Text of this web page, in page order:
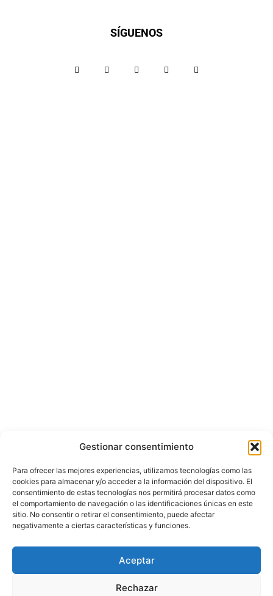
Gestionar consentimiento
Para ofrecer las mejores experiencias, utilizamos tecnologías como las
cookies para almacenar y/o acceder a la información del dispositivo. El
consentimiento de estas tecnologías nos permitirá procesar datos como
el comportamiento de navegación o las identificaciones únicas en este
sitio. No consentir o retirar el consentimiento, puede afectar
negativamente a ciertas características y funciones.
Aceptar
Rechazar
SÍGUENOS
Internacional